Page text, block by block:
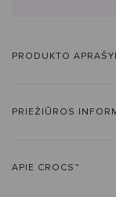
PRODUKTO
PRIEŽIŪROS
APIE CROCS™